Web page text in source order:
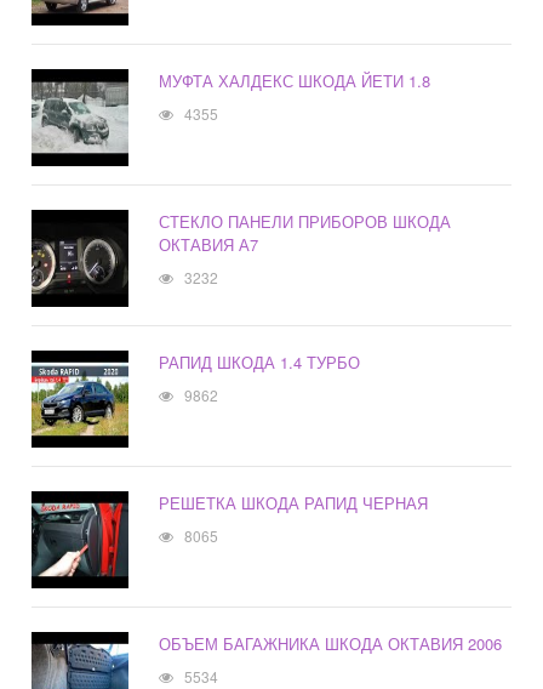
МУФТА ХАЛДЕКС ШКОДА ЙЕТИ 1.8
4355
СТЕКЛО ПАНЕЛИ ПРИБОРОВ ШКОДА
ОКТАВИЯ А7
3232
РАПИД ШКОДА 1.4 ТУРБО
9862
РЕШЕТКА ШКОДА РАПИД ЧЕРНАЯ
8065
ОБЪЕМ БАГАЖНИКА ШКОДА ОКТАВИЯ 2006
5534